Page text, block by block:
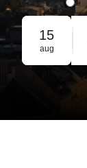
Rundresa
Gruppbokning
15
aug